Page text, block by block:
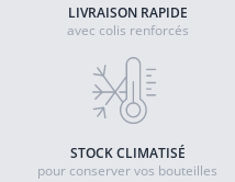
LIVRAISON RAPIDE
avec colis renforcés
STOCK CLIMATISÉ
pour conserver vos bouteilles